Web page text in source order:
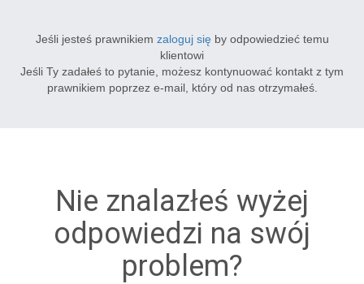
Jeśli jesteś prawnikiem zaloguj się by odpowiedzieć temu
klientowi
Jeśli Ty zadałeś to pytanie, możesz kontynuować kontakt z tym
prawnikiem poprzez e-mail, który od nas otrzymałeś.
Nie znalazłeś wyżej
odpowiedzi na swój
problem?